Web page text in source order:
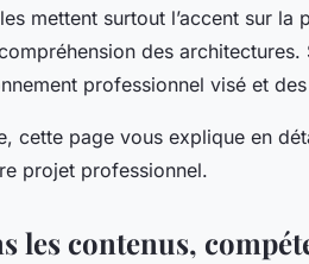
mettent surtout l’accent sur la
des architectures.
professionnel visé et
cette page vous explique en
projet professionnel.
les contenus,